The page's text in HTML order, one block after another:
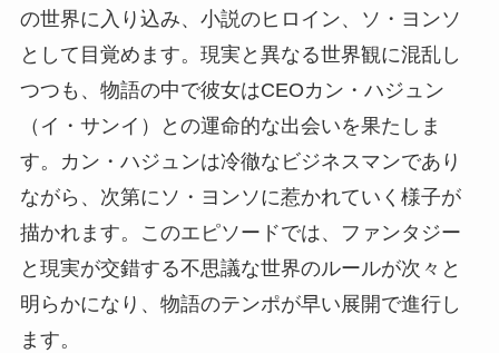
の世界に入り込み、小説のヒロイン、ソ・ヨンソ
として目覚めます。現実と異なる世界観に混乱し
つつも、物語の中で彼女はCEOカン・ハジュン
（イ・サンイ）との運命的な出会いを果たしま
す。カン・ハジュンは冷徹なビジネスマンであり
ながら、次第にソ・ヨンソに惹かれていく様子が
描かれます。このエピソードでは、ファンタジー
と現実が交錯する不思議な世界のルールが次々と
明らかになり、物語のテンポが早い展開で進行し
ます。